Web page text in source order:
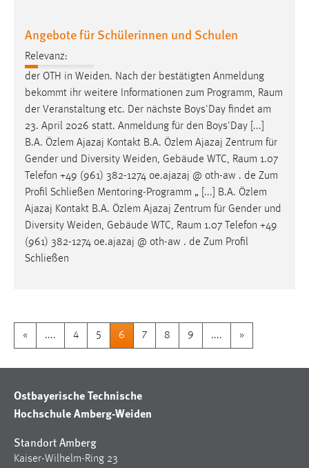
Angebote für Schülerinnen und Schulen
Relevanz:
der OTH in Weiden. Nach der bestätigten Anmeldung
bekommt ihr weitere Informationen zum Programm, Raum
der Veranstaltung etc. Der nächste Boys'Day findet am
23. April 2026 statt. Anmeldung für den Boys'Day [...]
B.A. Özlem Ajazaj Kontakt B.A. Özlem Ajazaj Zentrum für
Gender und Diversity Weiden, Gebäude WTC, Raum 1.07
Telefon +49 (961) 382-1274 oe.ajazaj @ oth-aw . de Zum
Profil Schließen Mentoring-Programm „ [...] B.A. Özlem
Ajazaj Kontakt B.A. Özlem Ajazaj Zentrum für Gender und
Diversity Weiden, Gebäude WTC, Raum 1.07 Telefon +49
(961) 382-1274 oe.ajazaj @ oth-aw . de Zum Profil
Schließen
« .... 4 5 6 7 8 9 .... »
Ostbayerische Technische
Hochschule Amberg-Weiden
Standort Amberg
Kaiser-Wilhelm-Ring 23